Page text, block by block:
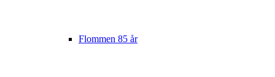
Flommen 85 år